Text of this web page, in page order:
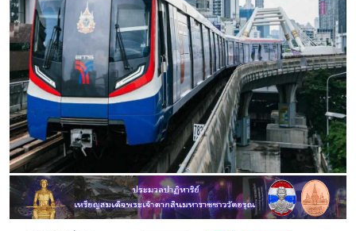
ไลฟ์สไตล์
สังคมออนไลน์
พระดอทกะฉ่อน
กะฉ่อนช้อปปิ้ง
ติดต่อ